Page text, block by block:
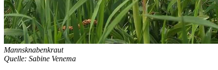
Mannsknabenkraut
Quelle: Sabine Venema